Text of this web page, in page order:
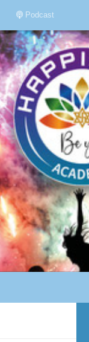
Podcast